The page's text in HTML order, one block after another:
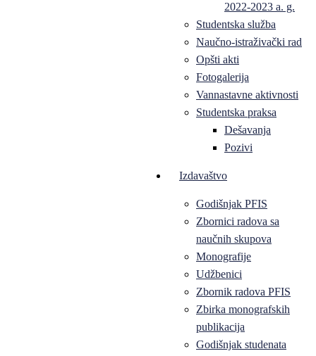
2022-2023 a. g.
Studentska služba
Naučno-istraživački rad
Opšti akti
Fotogalerija
Vannastavne aktivnosti
Studentska praksa
Dešavanja
Pozivi
Izdavaštvo
Godišnjak PFIS
Zbornici radova sa
naučnih skupova
Monografije
Udžbenici
Zbornik radova PFIS
Zbirka monografskih
publikacija
Godišnjak studenata